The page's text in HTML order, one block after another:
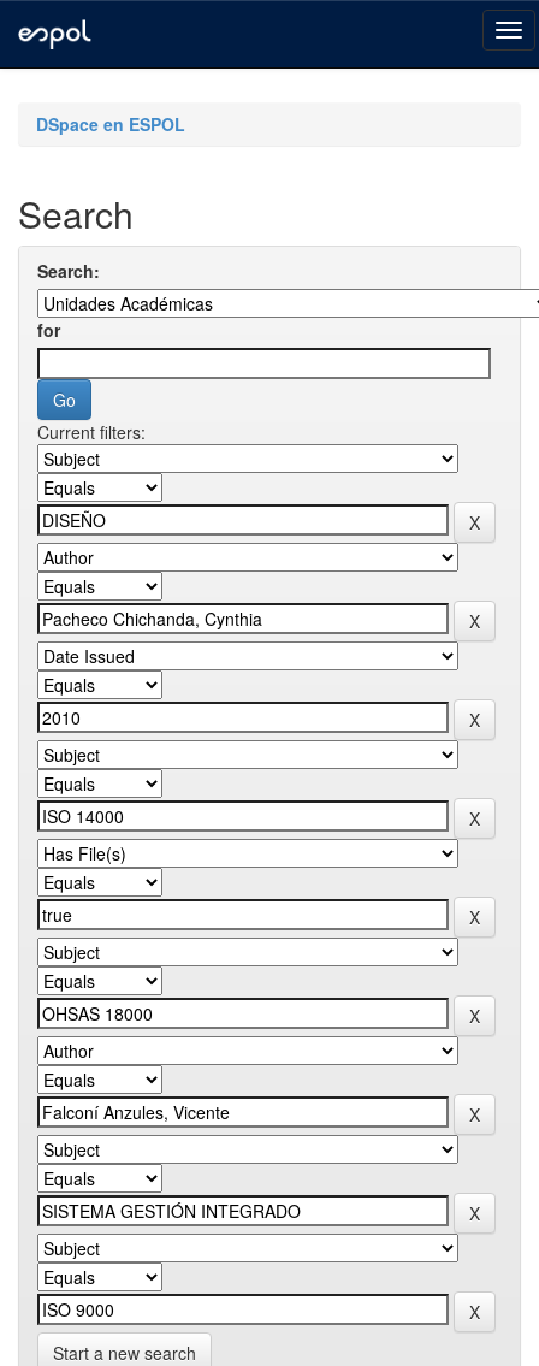
navigationDSpace en ESPOL
Search
Search:
for
Current filters:
Start a new search